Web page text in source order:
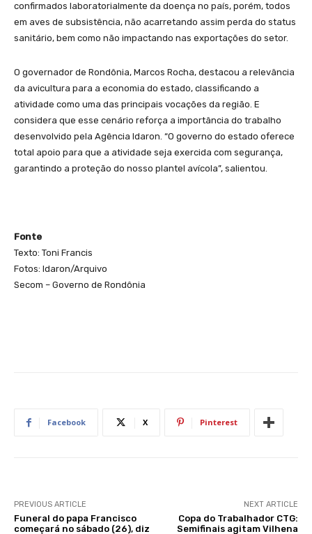
confirmados laboratorialmente da doença no país, porém, todos
em aves de subsistência, não acarretando assim perda do status
sanitário, bem como não impactando nas exportações do setor.
O governador de Rondônia, Marcos Rocha, destacou a relevância
da avicultura para a economia do estado, classificando a
atividade como uma das principais vocações da região. E
considera que esse cenário reforça a importância do trabalho
desenvolvido pela Agência Idaron. “O governo do estado oferece
total apoio para que a atividade seja exercida com segurança,
garantindo a proteção do nosso plantel avícola”, salientou.
Fonte
Texto: Toni Francis
Fotos: Idaron/Arquivo
Secom – Governo de Rondônia
Facebook X Pinterest
PREVIOUS ARTICLE
Funeral do papa Francisco
começará no sábado (26), diz
NEXT ARTICLE
Copa do Trabalhador CTG:
Semifinais agitam Vilhena